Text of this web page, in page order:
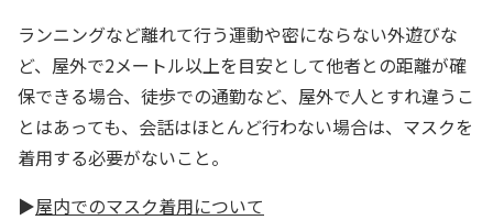
ランニングなど離れて行う運動や密にならない外遊びな
ど、屋外で2メートル以上を目安として他者との距離が確
保できる場合、徒歩での通勤など、屋外で人とすれ違うこ
とはあっても、会話はほとんど行わない場合は、マスクを
着用する必要がないこと。
▶屋内でのマスク着用について